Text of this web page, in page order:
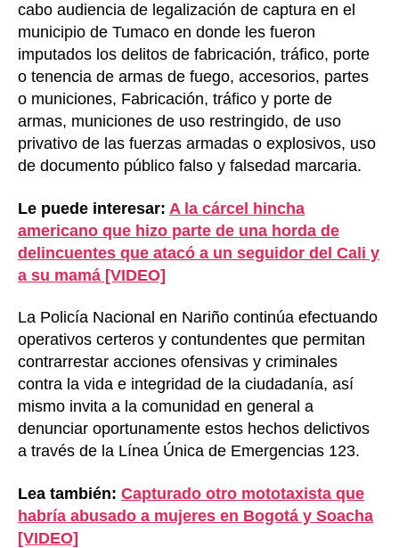
cabo audiencia de legalización de captura en el
municipio de Tumaco en donde les fueron
imputados los delitos de fabricación, tráfico, porte
o tenencia de armas de fuego, accesorios, partes
o municiones, Fabricación, tráfico y porte de
armas, municiones de uso restringido, de uso
privativo de las fuerzas armadas o explosivos, uso
de documento público falso y falsedad marcaria.
Le puede interesar: A la cárcel hincha
americano que hizo parte de una horda de
delincuentes que atacó a un seguidor del Cali y
a su mamá [VIDEO]
La Policía Nacional en Nariño continúa efectuando
operativos certeros y contundentes que permitan
contrarrestar acciones ofensivas y criminales
contra la vida e integridad de la ciudadanía, así
mismo invita a la comunidad en general a
denunciar oportunamente estos hechos delictivos
a través de la Línea Única de Emergencias 123.
Lea también: Capturado otro mototaxista que
habría abusado a mujeres en Bogotá y Soacha
[VIDEO]